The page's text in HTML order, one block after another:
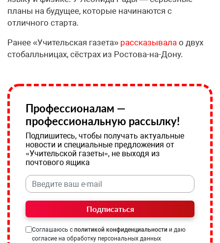
планы на будущее, которые начинаются с
отличного старта.
Ранее «Учительская газета» рассказывала о двух
стобалльницах, сёстрах из Ростова-на-Дону.
Профессионалам —
профессиональную рассылку!
Подпишитесь, чтобы получать актуальные
новости и специальные предложения от
«Учительской газеты», не выходя из
почтового ящика
Подписаться
Соглашаюсь с политикой конфиденциальности и даю
согласие на обработку персональных данных